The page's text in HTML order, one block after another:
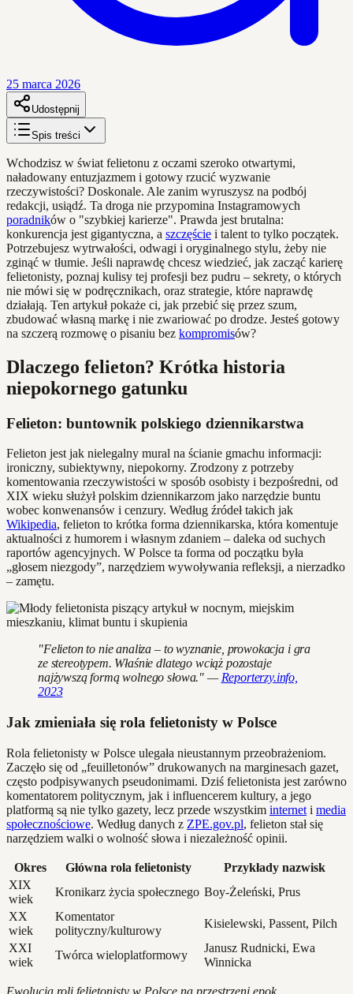
25 marca 2026
Udostępnij
Spis treści
Wchodzisz w świat felietonu z oczami szeroko otwartymi,
naładowany entuzjazmem i gotowy rzucić wyzwanie
rzeczywistości? Doskonale. Ale zanim wyruszysz na podbój
redakcji, usiądź. Ta droga nie przypomina Instagramowych
poradników o "szybkiej karierze". Prawda jest brutalna:
konkurencja jest gigantyczna, a szczęście i talent to tylko początek.
Potrzebujesz wytrwałości, odwagi i oryginalnego stylu, żeby nie
zginąć w tłumie. Jeśli naprawdę chcesz wiedzieć, jak zacząć karierę
felietonisty, poznaj kulisy tej profesji bez pudru – sekrety, o których
nie mówi się w podręcznikach, oraz strategie, które naprawdę
działają. Ten artykuł pokaże ci, jak przebić się przez szum,
zbudować własną markę i nie zwariować po drodze. Jesteś gotowy
na szczerą rozmowę o pisaniu bez kompromisów?
Dlaczego felieton? Krótka historia
niepokornego gatunku
Felieton: buntownik polskiego dziennikarstwa
Felieton jest jak nielegalny mural na ścianie gmachu informacji:
ironiczny, subiektywny, niepokorny. Zrodzony z potrzeby
komentowania rzeczywistości w sposób osobisty i bezpośredni, od
XIX wieku służył polskim dziennikarzom jako narzędzie buntu
wobec konwenansów i cenzury. Według źródeł takich jak
Wikipedia, felieton to krótka forma dziennikarska, która komentuje
aktualności z humorem i własnym zdaniem – daleka od suchych
raportów agencyjnych. W Polsce ta forma od początku była
„głosem niezgody”, narzędziem wywoływania refleksji, a nierzadko
– zamętu.
"Felieton to nie analiza – to wyznanie, prowokacja i gra
ze stereotypem. Właśnie dlatego wciąż pozostaje
najżywszą formą wolnego słowa." — Reporterzy.info,
2023
Jak zmieniała się rola felietonisty w Polsce
Rola felietonisty w Polsce ulegała nieustannym przeobrażeniom.
Zaczęło się od „feuilletonów” drukowanych na marginesach gazet,
często podpisywanych pseudonimami. Dziś felietonista jest zarówno
komentatorem politycznym, jak i influencerem kultury, a jego
platformą są nie tylko gazety, lecz przede wszystkim internet i media
społecznościowe. Według danych z ZPE.gov.pl, felieton stał się
narzędziem walki o wolność słowa i niezależność opinii.
Okres Główna rola felietonisty
Przykłady nazwisk
XIX
wiek
Kronikarz życia społecznego Boy-Żeleński, Prus
XX
wiek
Komentator
polityczny/kulturowy
Kisielewski, Passent, Pilch
XXI
wiek
Twórca wieloplatformowy
Janusz Rudnicki, Ewa
Winnicka
Ewolucja roli felietonisty w Polsce na przestrzeni epok